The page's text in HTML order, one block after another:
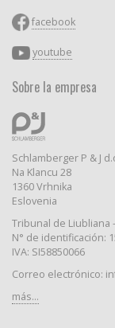
facebook
youtube
Sobre la empresa
Schlamberger P & J
Na Klancu 28
1360 Vrhnika
Eslovenia
Tribunal de Liubliana
N° de identificación:
IVA: SI58850066
Correo electrónico:
más...